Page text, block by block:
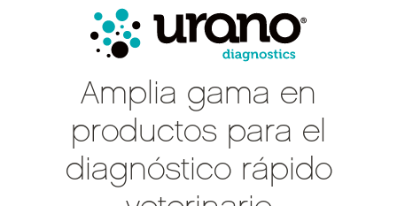
Amplia gama en
productos para el
diagnóstico rápido